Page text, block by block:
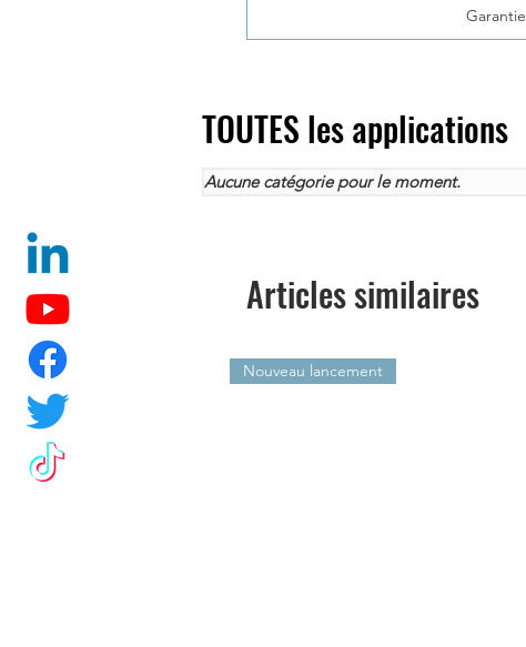
Garantie
TOUTES les applications
Aucune catégorie pour le moment.
Articles similaires
Nouveau lancement